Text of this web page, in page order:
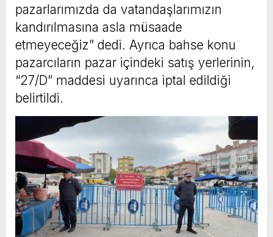
pazarlarımızda da vatandaşlarımızın
kandırılmasına asla müsaade
etmeyeceğiz” dedi. Ayrıca bahse konu
pazarcıların pazar içindeki satış yerlerinin,
“27/D” maddesi uyarınca iptal edildiği
belirtildi.